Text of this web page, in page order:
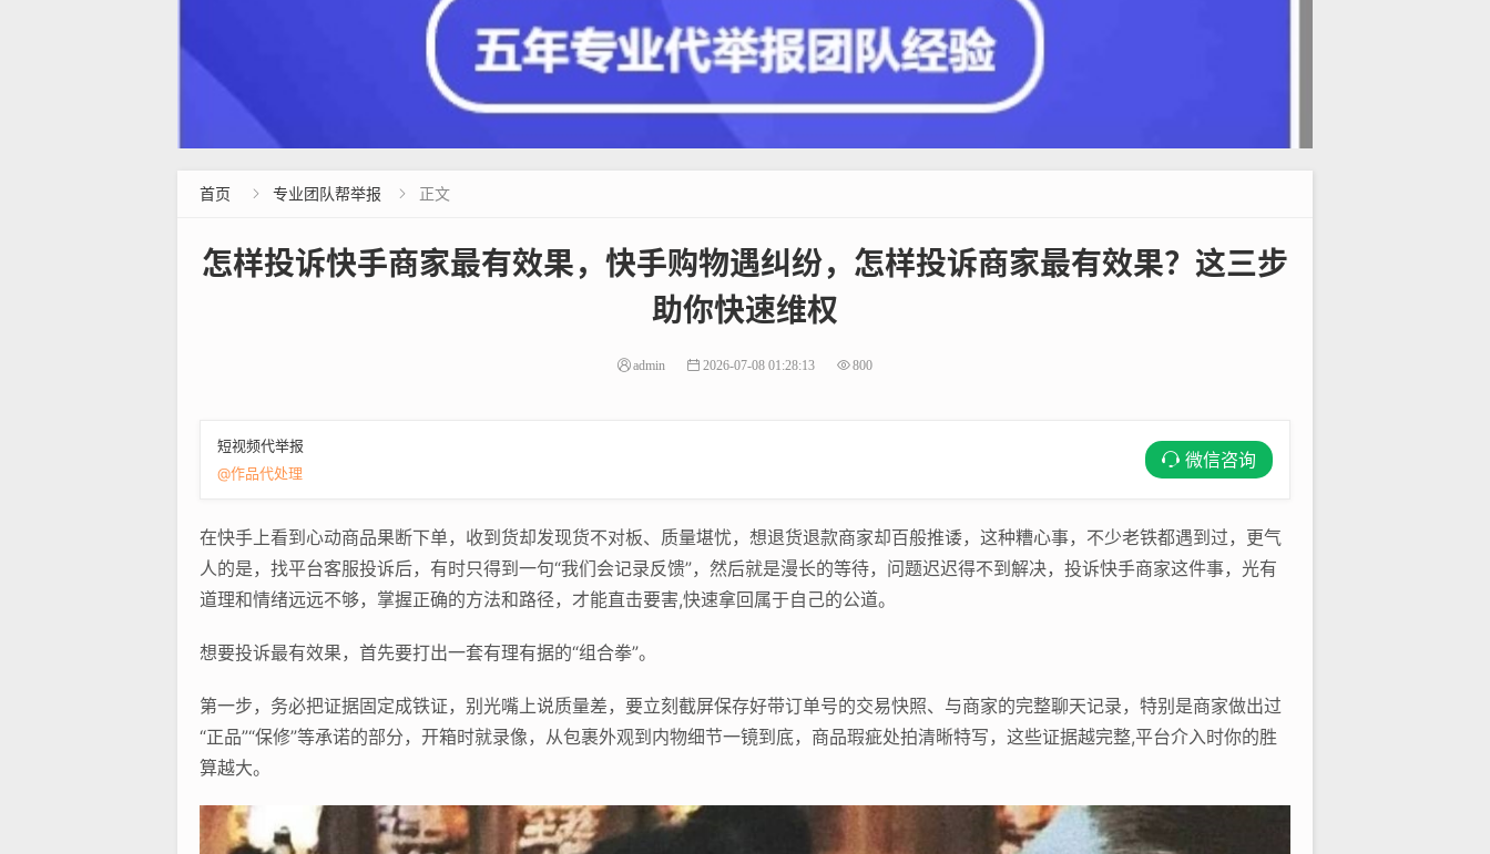
首页  专业团队帮举报  正文
怎样投诉快手商家最有效果，快手购物遇纠纷，怎样投诉商家最有效果？这三步
助你快速维权
admin 2026-07-08 01:28:13 800
短视频代举报
@作品代处理
微信咨询
在快手上看到心动商品果断下单，收到货却发现货不对板、质量堪忧，想退货退款商家却百般推诿，这种糟心事，不少老铁都遇到过，更气
人的是，找平台客服投诉后，有时只得到一句“我们会记录反馈”，然后就是漫长的等待，问题迟迟得不到解决，投诉快手商家这件事，光有
道理和情绪远远不够，掌握正确的方法和路径，才能直击要害,快速拿回属于自己的公道。
想要投诉最有效果，首先要打出一套有理有据的“组合拳”。
第一步，务必把证据固定成铁证，别光嘴上说质量差，要立刻截屏保存好带订单号的交易快照、与商家的完整聊天记录，特别是商家做出过
“正品”“保修”等承诺的部分，开箱时就录像，从包裹外观到内物细节一镜到底，商品瑕疵处拍清晰特写，这些证据越完整,平台介入时你的胜
算越大。